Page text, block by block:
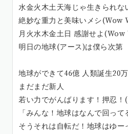
水金火木土天海じゃ生きられ
絶妙な重力と美味いメシ(Wow
月火水木金土日 感謝せよ
明日の地球(アース)は僕ら次第
地球ができて46億 人類誕生20
まだまだ新人
若い力でがんばります！押忍！
「みんな！地球はなんで回って
そうそれは自転だ！地球はゆー